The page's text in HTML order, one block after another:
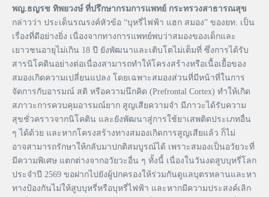
พญ.ธญรช ทิพยวงษ์ ที่ปรึกษากรมการแพทย์ กระทรวงสาธารณสุข
กล่าวว่า ประเด็นรณรงค์หัวข้อ “บุหรี่ไฟฟ้า แฮก สมอง” ของยท. เป็น
เรื่องที่ดีอย่างยิ่ง เนื่องจากทางการแพทย์พบว่าสมองของเด็กและ
เยาวชนอายุไม่เกิน 18 ปี ยังพัฒนาและเติบโตไม่เต็มที่ ซึ่งการได้รับ
สารนิโคตินอย่างต่อเนื่องสามารถทำให้โครงสร้างหรือเนื้อเยื้อของ
สมองเกิดความเปลี่ยนแปลง โดยเฉพาะสมองส่วนที่มีหน้าที่ในการ
จัดการกับอารมณ์ สติ หรือความนึกคิด (Prefrontal Cortex) ทำให้เกิด
สภาวะการควบคุมอารมณ์ยาก สูญเสียความจำ มีภาวะได้รับความ
สุขชั่วคราวจากนิโคติน และยังพัฒนาสู่การใช้ยาเสพติดประเภทอื่น
ๆ ได้ด้วย และหากโครงสร้างทางสมองเกิดการสูญเสียแล้ว ก็ไม่
อาจสามารถรักษาให้กลับมาปกติสมบูรณ์ได้ เพราะสมองเป็นอวัยวะที่
มีความพิเศษ แตกต่างจากอวัยวะอื่น ๆ ทั้งนี้ เนื่องในวันงดสูบบุหรี่โลก
ประจำปี 2569 ขอฝากไปยังผู้ปกครองให้ร่วมกันดูแลบุตรหลานและหา
ทางป้องกันไม่ให้สูบบุหรี่หรือบุหรี่ไฟฟ้า และหากมีความประสงค์เลิก